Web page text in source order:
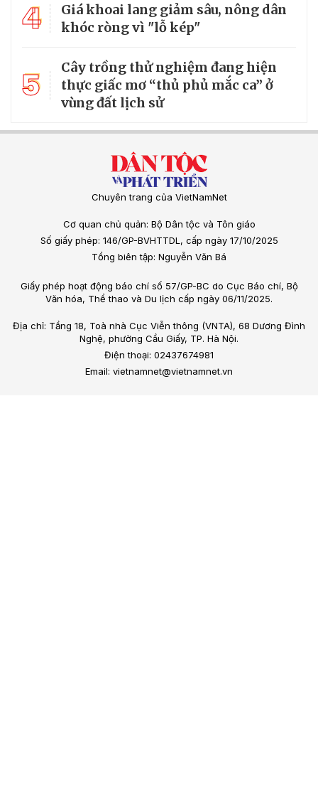
4
Giá khoai lang giảm sâu, nông dân
khóc ròng vì "lỗ kép"
5
Cây trồng thử nghiệm đang hiện
thực giấc mơ “thủ phủ mắc ca” ở
vùng đất lịch sử
Chuyên trang của VietNamNet
Cơ quan chủ quản: Bộ Dân tộc và Tôn giáo
Số giấy phép: 146/GP-BVHTTDL, cấp ngày 17/10/2025
Tổng biên tập: Nguyễn Văn Bá
Giấy phép hoạt động báo chí số 57/GP-BC do Cục Báo chí, Bộ
Văn hóa, Thể thao và Du lịch cấp ngày 06/11/2025.
Địa chỉ: Tầng 18, Toà nhà Cục Viễn thông (VNTA), 68 Dương Đình
Nghệ, phường Cầu Giấy, TP. Hà Nội.
Điện thoại: 02437674981
Email: vietnamnet@vietnamnet.vn